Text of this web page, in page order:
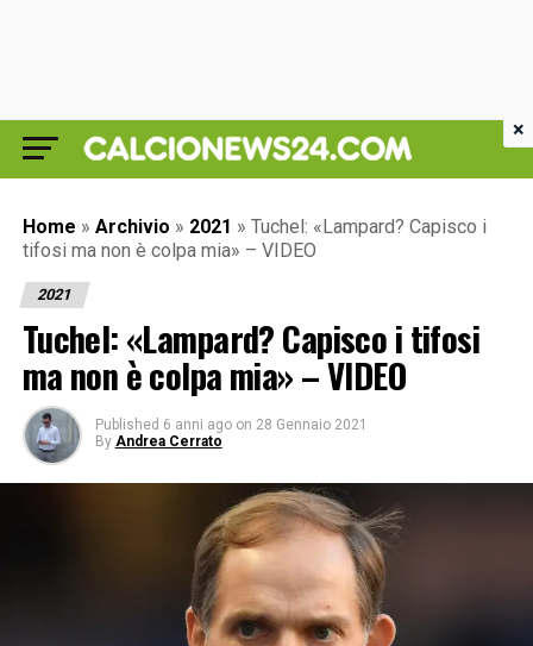
Home » Archivio » 2021 » Tuchel: «Lampard? Capisco i
tifosi ma non è colpa mia» – VIDEO
2021
Tuchel: «Lampard? Capisco i tifosi
ma non è colpa mia» – VIDEO
Published 6 anni ago on 28 Gennaio 2021
By Andrea Cerrato
×